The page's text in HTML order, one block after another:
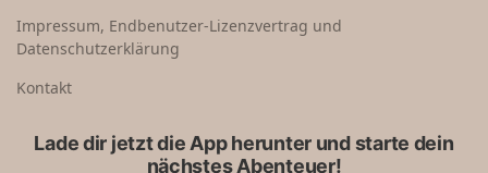
e
e
n
Impressum, Endbenutzer-Lizenzvertrag und
Datenschutzerklärung
Kontakt
Lade dir jetzt die App herunter und starte dein
nächstes Abenteuer!